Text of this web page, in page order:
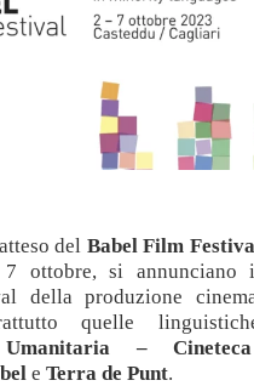
del Babel Film
7 ottobre, si
della produzione
quelle
Umanitaria –
e Terra de Punt.